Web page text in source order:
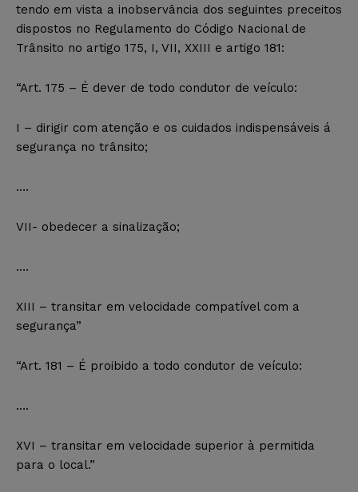
tendo em vista a inobservância dos seguintes preceitos
dispostos no Regulamento do Código Nacional de
Trânsito no artigo 175, I, VII, XXIII e artigo 181:
“Art. 175 – É dever de todo condutor de veículo:
I – dirigir com atenção e os cuidados indispensáveis á
segurança no trânsito;
….
VII- obedecer a sinalização;
….
XIII – transitar em velocidade compatível com a
segurança”
“Art. 181 – É proibido a todo condutor de veículo:
….
XVI – transitar em velocidade superior à permitida
para o local.”